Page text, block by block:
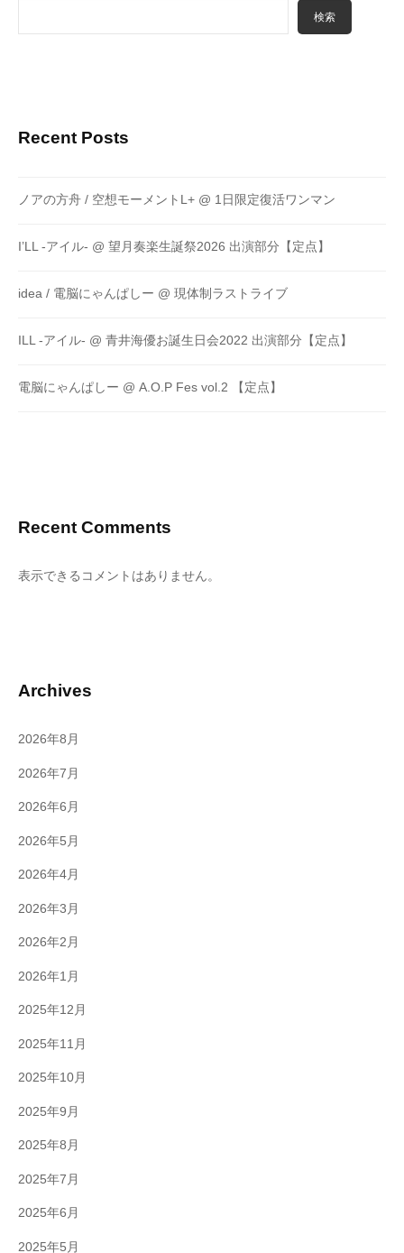
検索
Recent Posts
ノアの方舟 / 空想モーメントL+ @ 1日限定復活ワンマン
I’LL -アイル- @ 望月奏楽生誕祭2026 出演部分【定点】
idea / 電脳にゃんぱしー @ 現体制ラストライブ
ILL -アイル- @ 青井海優お誕生日会2022 出演部分【定点】
電脳にゃんぱしー @ A.O.P Fes vol.2 【定点】
Recent Comments
表示できるコメントはありません。
Archives
2026年8月
2026年7月
2026年6月
2026年5月
2026年4月
2026年3月
2026年2月
2026年1月
2025年12月
2025年11月
2025年10月
2025年9月
2025年8月
2025年7月
2025年6月
2025年5月